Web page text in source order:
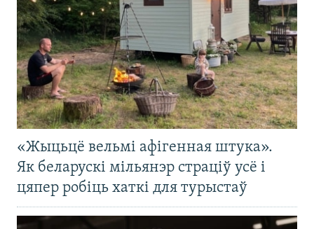
«Жыцьцё вельмі афігенная штука».
Як беларускі мільянэр страціў усё і
цяпер робіць хаткі для турыстаў